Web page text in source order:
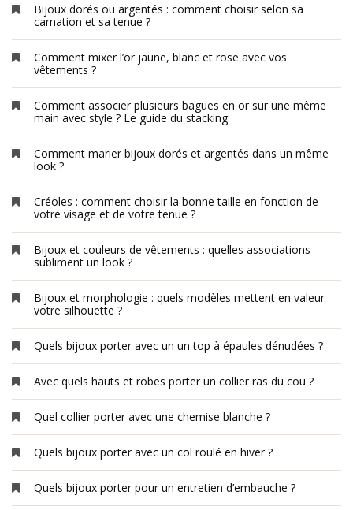
Bijoux dorés ou argentés : comment choisir selon sa
carnation et sa tenue ?
Comment mixer l’or jaune, blanc et rose avec vos
vêtements ?
Comment associer plusieurs bagues en or sur une même
main avec style ? Le guide du stacking
Comment marier bijoux dorés et argentés dans un même
look ?
Créoles : comment choisir la bonne taille en fonction de
votre visage et de votre tenue ?
Bijoux et couleurs de vêtements : quelles associations
subliment un look ?
Bijoux et morphologie : quels modèles mettent en valeur
votre silhouette ?
Quels bijoux porter avec un un top à épaules dénudées ?
Avec quels hauts et robes porter un collier ras du cou ?
Quel collier porter avec une chemise blanche ?
Quels bijoux porter avec un col roulé en hiver ?
Quels bijoux porter pour un entretien d’embauche ?